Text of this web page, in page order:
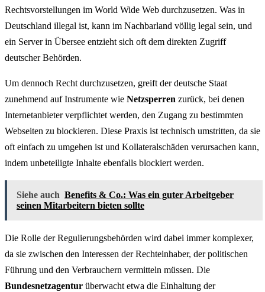
Rechtsvorstellungen im World Wide Web durchzusetzen. Was in
Deutschland illegal ist, kann im Nachbarland völlig legal sein, und
ein Server in Übersee entzieht sich oft dem direkten Zugriff
deutscher Behörden.
Um dennoch Recht durchzusetzen, greift der deutsche Staat
zunehmend auf Instrumente wie Netzsperren zurück, bei denen
Internetanbieter verpflichtet werden, den Zugang zu bestimmten
Webseiten zu blockieren. Diese Praxis ist technisch umstritten, da sie
oft einfach zu umgehen ist und Kollateralschäden verursachen kann,
indem unbeteiligte Inhalte ebenfalls blockiert werden.
Siehe auch Benefits & Co.: Was ein guter Arbeitgeber
seinen Mitarbeitern bieten sollte
Die Rolle der Regulierungsbehörden wird dabei immer komplexer,
da sie zwischen den Interessen der Rechteinhaber, der politischen
Führung und den Verbrauchern vermitteln müssen. Die
Bundesnetzagentur überwacht etwa die Einhaltung der